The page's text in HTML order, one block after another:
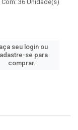
Com: 36 Unidade(s)
seu login ou
se para
comprar.